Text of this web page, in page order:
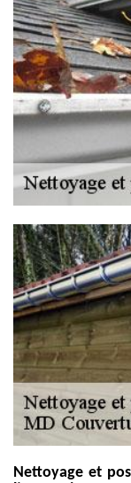
Nettoyage et